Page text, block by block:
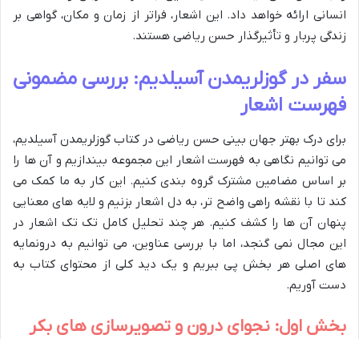
انسانی ارائه خواهد داد. این اشعار، فراتر از زمان و مکان، گواهی بر
زندگی پربار و تأثیرگذار حسن ریاضی هستند.
سفر در گوزلریمدن آسیلدیم: بررسی مضمونی
فهرست اشعار
برای درک بهتر جهان بینی حسن ریاضی در کتاب گوزلریمدن آسیلدیم،
می توانیم نگاهی به فهرست اشعار این مجموعه بیندازیم و آن ها را
بر اساس مضامین مشترک گروه بندی کنیم. این کار به ما کمک می
کند تا با نقشه راهی واضح تر، به دل اشعار بزنیم و لایه های معنایی
پنهان آن ها را کشف کنیم. هر چند تحلیل کامل تک تک اشعار در
این مجال نمی گنجد، اما با بررسی عناوین، می توانیم به درونمایه
های اصلی هر بخش پی ببریم و یک دید کلی از محتوای کتاب به
دست آوریم.
بخش اول: نجوای درون و تصویرسازی های بکر